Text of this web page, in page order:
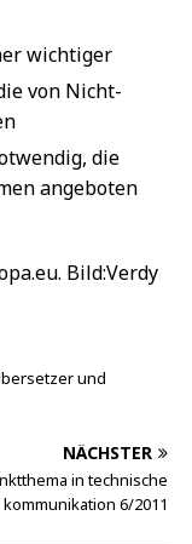
wichtiger
von Nicht-
die
angeboten
Bild:Verdy
und
NÄCHSTER
in technische
kommunikation 6/2011